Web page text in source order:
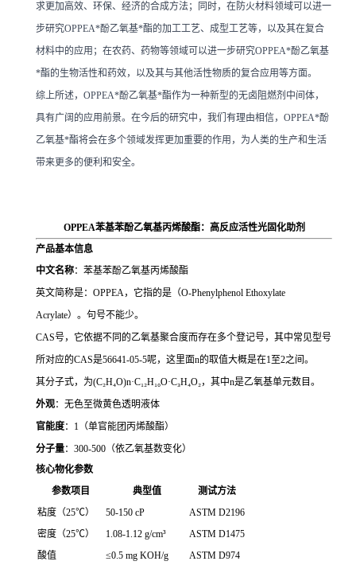
求更加高效、环保、经济的合成方法；同时，在防火材料领域可以进一
步研究OPPEA*酚乙氧基*酯的加工工艺、成型工艺等，以及其在复合
材料中的应用；在农药、药物等领域可以进一步研究OPPEA*酚乙氧基
*酯的生物活性和药效，以及其与其他活性物质的复合应用等方面。
综上所述，OPPEA*酚乙氧基*酯作为一种新型的无卤阻燃剂中间体，
具有广阔的应用前景。在今后的研究中，我们有理由相信，OPPEA*酚
乙氧基*酯将会在多个领域发挥更加重要的作用，为人类的生产和生活
带来更多的便利和安全。
OPPEA苯基苯酚乙氧基丙烯酸酯：高反应活性光固化助剂
产品基本信息
中文名称：苯基苯酚乙氧基丙烯酸酯
英文简称是：OPPEA，它指的是（O-Phenylphenol Ethoxylate
Acrylate）。句号不能少。
CAS号，它依据不同的乙氧基聚合度而存在多个登记号，其中常见型号
所对应的CAS是56641-05-5呢，这里面n的取值大概是在1至2之间。
其分子式，为(C₂H₄O)n·C₁₂H₁₀O·C₃H₄O₂，其中n是乙氧基单元数目。
外观：无色至微黄色透明液体
官能度：1（单官能团丙烯酸酯）
分子量：300-500（依乙氧基数变化）
核心物化参数
参数项目
典型值
测试方法
粘度（25℃）
50-150 cP
ASTM D2196
密度（25℃）
1.08-1.12 g/cm³
ASTM D1475
酸值
≤0.5 mg KOH/g
ASTM D974